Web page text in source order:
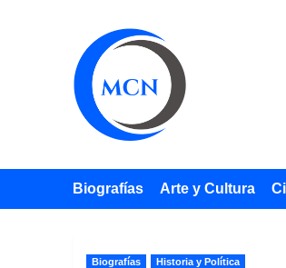
Biografías Arte y Cultura
Biografías Historia y Política